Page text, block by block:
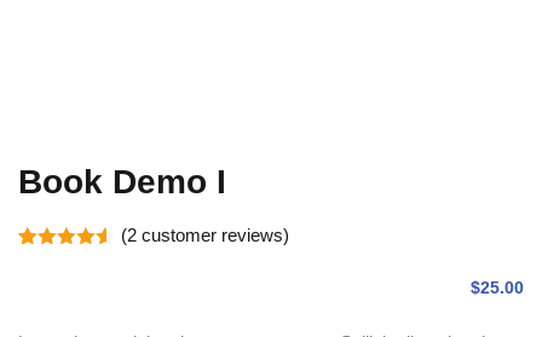
Book Demo I
(2 customer reviews)
$25.00